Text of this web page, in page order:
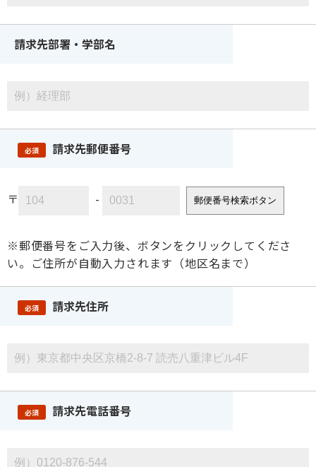
請求先部署・学部名
必須 請求先郵便番号
〒 - 郵便番号検索ボタン
※郵便番号をご入力後、ボタンをクリックしてくださ
い。ご住所が自動入力されます（地区名まで）
必須 請求先住所
必須 請求先電話番号